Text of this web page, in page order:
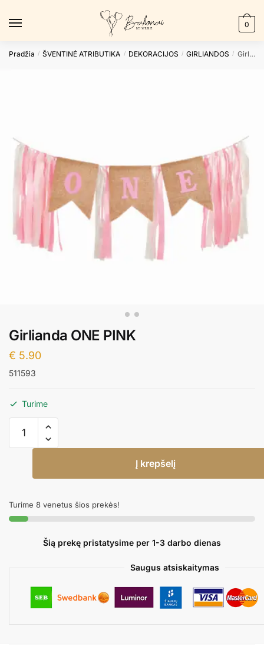
0
Pradžia / ŠVENTINĖ ATRIBUTIKA / DEKORACIJOS / GIRLIANDOS / Girlianda ONE PINK
Girlianda ONE PINK
€ 5.90
511593
Turime
kiekis:
Girlianda
Į krepšelį
Turime 8 venetus šios prekės!
Šią prekę pristatysime per 1-3 darbo dienas
Saugus atsiskaitymas